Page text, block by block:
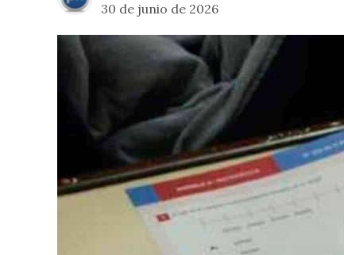
30 de junio de 2026